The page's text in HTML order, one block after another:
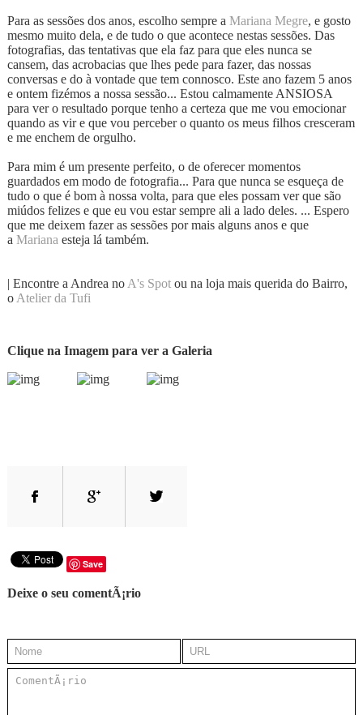
Para as sessões dos anos, escolho sempre a Mariana Megre, e gosto
mesmo muito dela, e de tudo o que acontece nestas sessões. Das
fotografias, das tentativas que ela faz para que eles nunca se
cansem, das acrobacias que lhes pede para fazer, das nossas
conversas e do à vontade que tem connosco. Este ano fazem 5 anos
e ontem fizémos a nossa sessão... Estou calmamente ANSIOSA
para ver o resultado porque tenho a certeza que me vou emocionar
quando as vir e que vou perceber o quanto os meus filhos cresceram
e me enchem de orgulho.
Para mim é um presente perfeito, o de oferecer momentos
guardados em modo de fotografia... Para que nunca se esqueça de
tudo o que é bom à nossa volta, para que eles possam ver que são
miúdos felizes e que eu vou estar sempre ali a lado deles. ... Espero
que me deixem fazer as sessões por mais alguns anos e que
a Marianaesteja lá também.
| Encontre a Andrea noA's Spotou na loja mais querida do Bairro,
oAtelier da Tufi
Clique na Imagem para ver a Galeria
Save
Deixe o seu comentÃ¡rio